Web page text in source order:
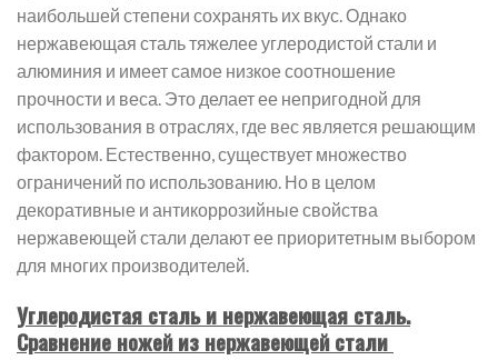
наибольшей степени сохранять их вкус. Однако
нержавеющая сталь тяжелее углеродистой стали и
алюминия и имеет самое низкое соотношение
прочности и веса. Это делает ее непригодной для
использования в отраслях, где вес является решающим
фактором. Естественно, существует множество
ограничений по использованию. Но в целом
декоративные и антикоррозийные свойства
нержавеющей стали делают ее приоритетным выбором
для многих производителей.
Углеродистая сталь и нержавеющая сталь.
Сравнение ножей из нержавеющей стали